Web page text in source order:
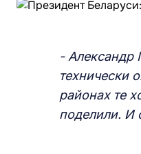
- Александр
технически
районах те
поделили. И